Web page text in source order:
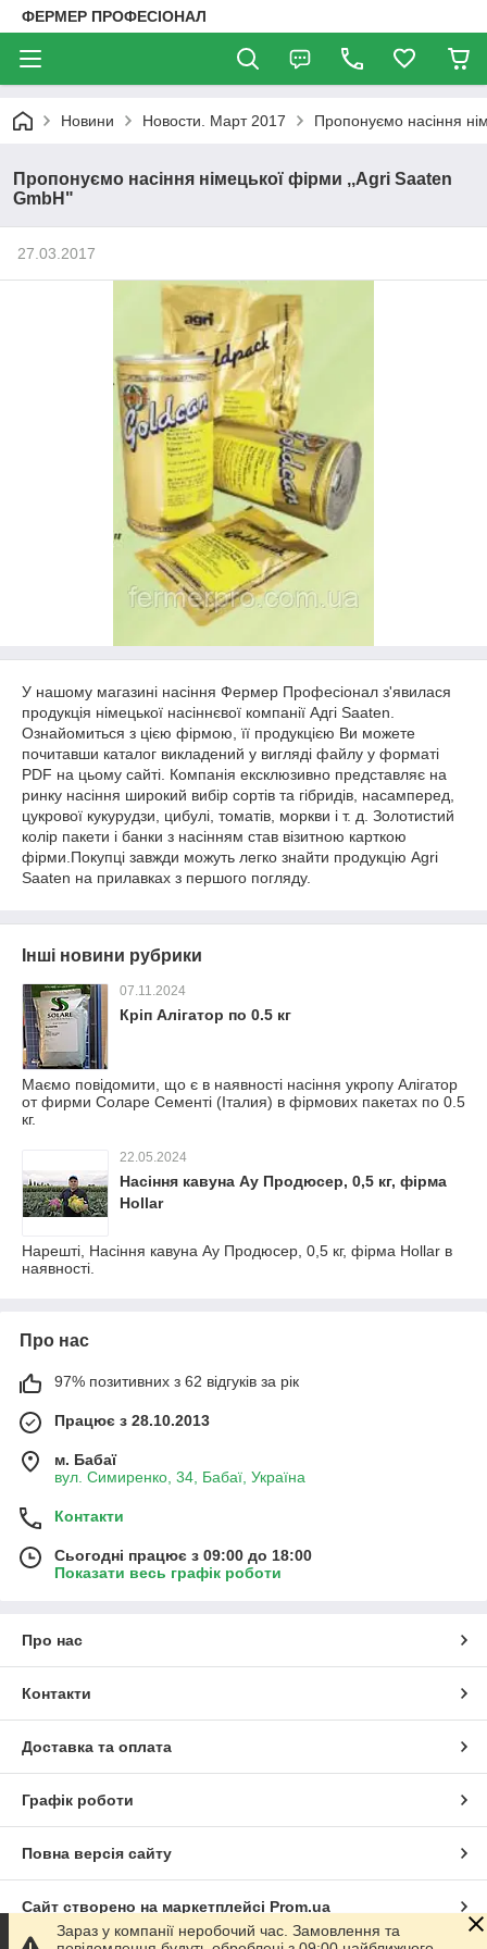
ФЕРМЕР ПРОФЕСІОНАЛ
Новини Новости. Март 2017 Пропонуємо насіння
Пропонуємо насіння німецької фірми ,,Agri Saaten
GmbH"
27.03.2017
У нашому магазині насіння Фермер Професіонал з'явилася
продукція німецької насіннєвої компанії Адгі Saaten.
Ознайомиться з цією фірмою, її продукцією Ви можете
почитавши каталог викладений у вигляді файлу у форматі
PDF на цьому сайті. Компанія ексклюзивно представляє на
ринку насіння широкий вибір сортів та гібридів, насамперед,
цукрової кукурудзи, цибулі, томатів, моркви і т. д. Золотистий
колір пакети і банки з насінням став візитною карткою
фірми.Покупці завжди можуть легко знайти продукцію Agri
Saaten на прилавках з першого погляду.
Інші новини рубрики
07.11.2024
Кріп Алігатор по 0.5 кг
Маємо повідомити, що є в наявності насіння укропу Алігатор
от фирми Соларе Сементі (Італия) в фірмових пакетах по 0.5
кг.
22.05.2024
Насіння кавуна Ау Продюсер, 0,5 кг, фірма
Hollar
Нарешті, Насіння кавуна Ау Продюсер, 0,5 кг, фірма Hollar в
наявності.
Про нас
97% позитивних з 62 відгуків за рік
Працює з 28.10.2013
м. Бабаї
вул. Симиренко, 34, Бабаї, Україна
Контакти
Сьогодні працює з 09:00 до 18:00
Показати весь графік роботи
Про нас
Контакти
Доставка та оплата
Графік роботи
Повна версія сайту
Сайт створено на маркетплейсі Prom.ua
Зараз у компанії неробочий час. Замовлення та